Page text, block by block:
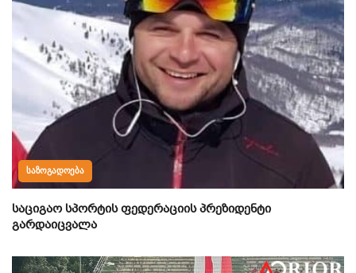
ᲡᲐᲖᲝᲒᲐᲓᲝᲔᲑᲐ
საციგაო სპორტის ფედერაციის პრეზიდენტი
გარდაიცვალა